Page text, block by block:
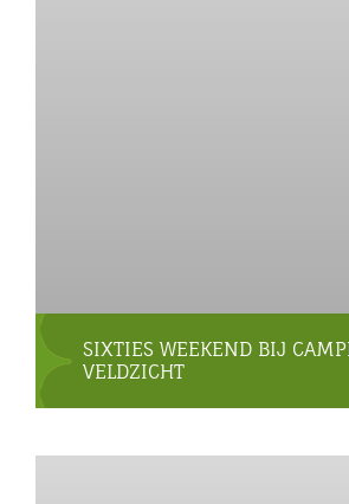
SIXTIES WEEKEND BIJ
VELDZICHT